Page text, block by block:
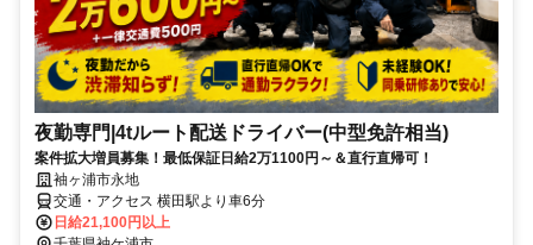
夜勤専門|4tルート配送ドライバー(中型免許相当)
案件拡大増員募集！最低保証日給2万1100円～＆直行直帰可！
袖ヶ浦市永地
交通・アクセス 横田駅より車6分
日給21,100円以上